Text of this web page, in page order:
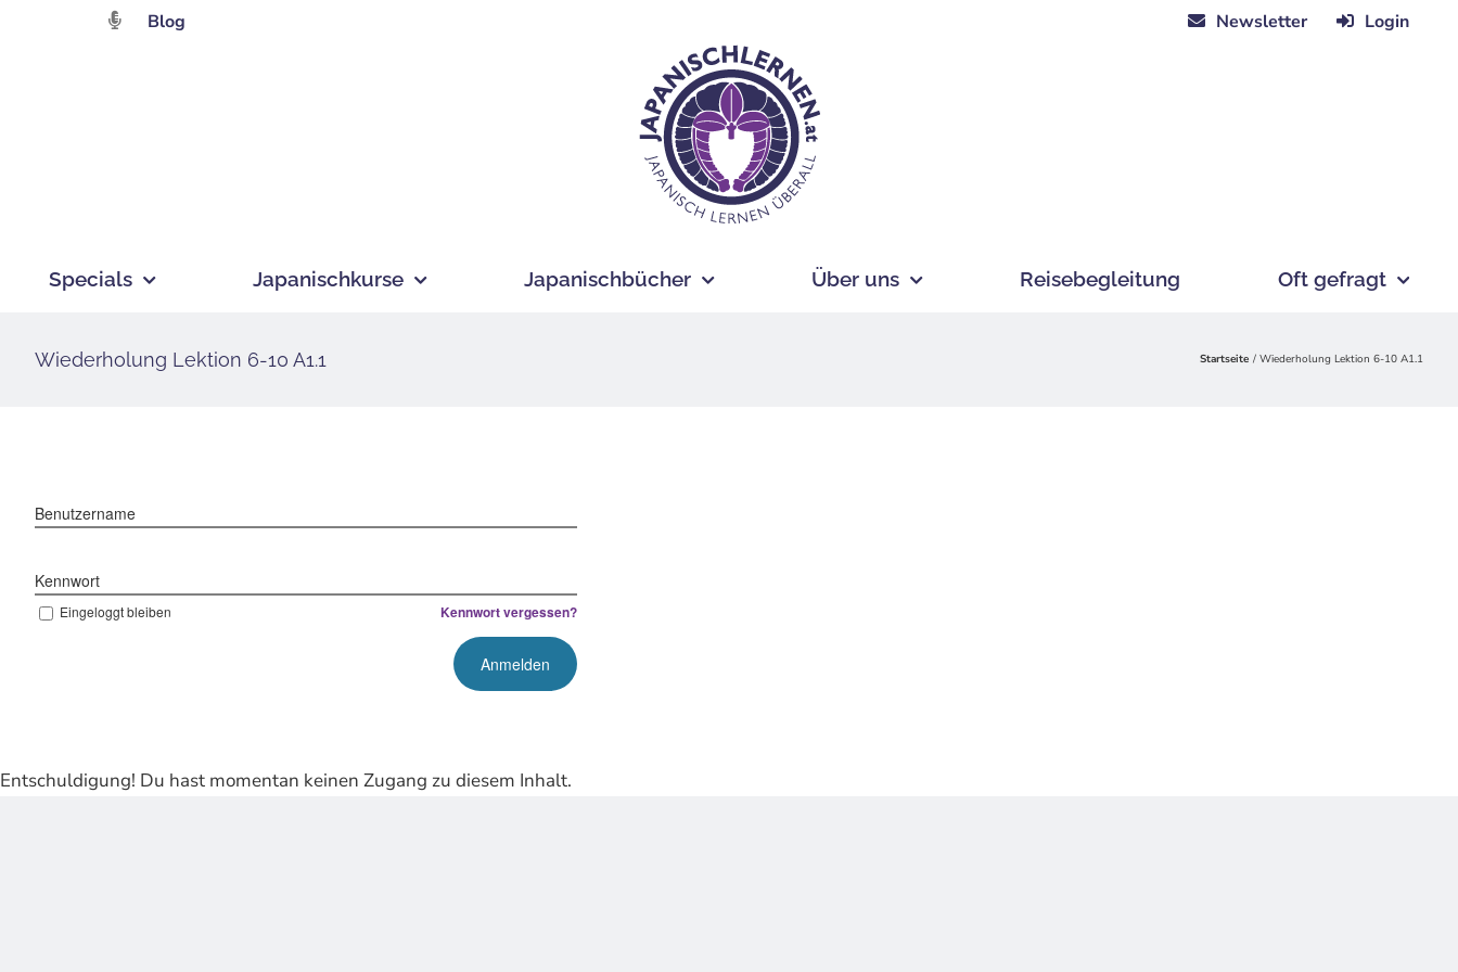
Blog Newsletter Login
Specials Japanischkurse Japanischbücher Über uns Reisebegleitung Oft gefragt
Wiederholung Lektion 6-10 A1.1 Startseite Wiederholung Lektion 6-10 A1.1
Benutzername
Kennwort
Eingeloggt bleiben Kennwort vergessen?
Entschuldigung! Du hast momentan keinen Zugang zu diesem Inhalt.